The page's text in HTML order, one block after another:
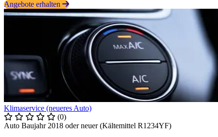
Angebote erhalten
Klimaservice (neueres Auto)
(0)
Auto Baujahr 2018 oder neuer (Kältemittel R1234YF)